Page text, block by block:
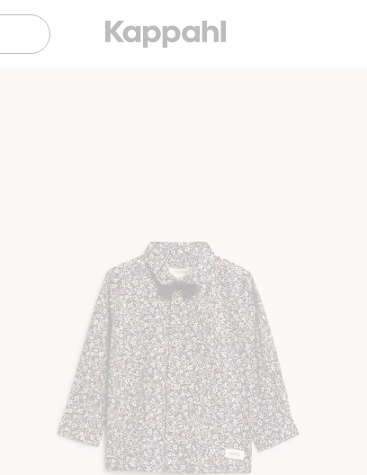
Sujuva maksaminen Klarnalla Ilmaiset